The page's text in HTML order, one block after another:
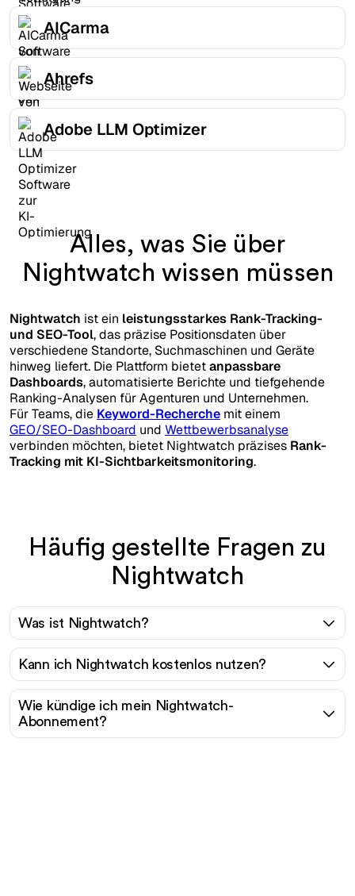
AICarma
Ahrefs
Adobe LLM Optimizer
Alles, was Sie über
Nightwatch wissen müssen
Nightwatch ist ein leistungsstarkes Rank-Tracking-
und SEO-Tool, das präzise Positionsdaten über
verschiedene Standorte, Suchmaschinen und Geräte
hinweg liefert. Die Plattform bietetanpassbare
Dashboards, automatisierte Berichte und tiefgehende
Ranking-Analysen für Agenturen und Unternehmen.
Für Teams, die Keyword-Recherche mit einem
GEO/SEO-Dashboard und Wettbewerbsanalyse
verbinden möchten, bietet Nightwatch präzises Rank-
Tracking mit KI-Sichtbarkeitsmonitoring.
Häufig gestellte Fragen zu
Nightwatch
Was ist Nightwatch?
Kann ich Nightwatch kostenlos nutzen?
Wie kündige ich mein Nightwatch-
Abonnement?